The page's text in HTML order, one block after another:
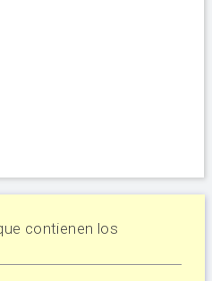
contienen los